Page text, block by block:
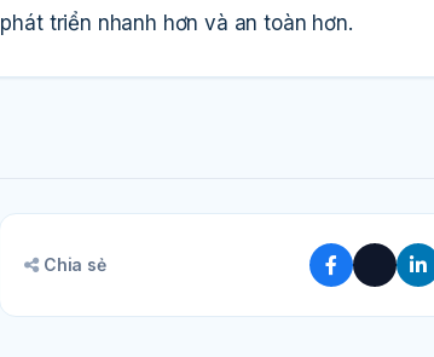
triển nhanh hơn và an toàn hơn.
Chia sẻ